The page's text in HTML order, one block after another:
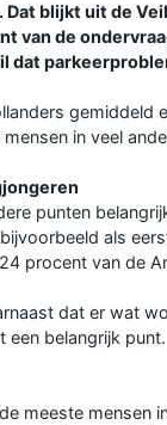
blijkt uit de
van de
dat
gemiddeld
in veel
punten
als
procent van de
dat er wat
een belangrijk punt.
meeste mensen